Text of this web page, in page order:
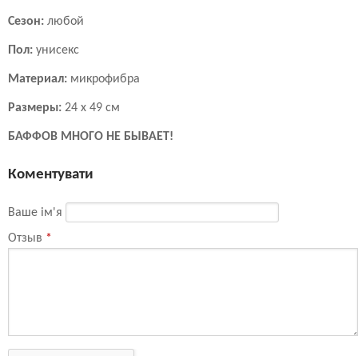
Сезон: любой
Пол: унисекс
Материал: микрофибра
Размеры: 24 х 49 см
БАФФОВ МНОГО НЕ БЫВАЕТ!
Коментувати
Ваше ім'я
Отзыв *